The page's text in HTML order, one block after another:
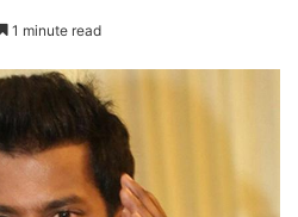
1 minute read